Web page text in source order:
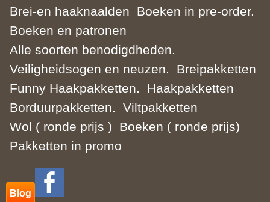
Brei-en haaknaalden
Boeken in pre-order.
Boeken en patronen
Alle soorten benodigdheden.
Veiligheidsogen en neuzen.
Breipakketten
Funny Haakpakketten.
Haakpakketten
Borduurpakketten.
Viltpakketten
Wol ( ronde prijs )
Boeken ( ronde prijs)
Pakketten in promo
Blog